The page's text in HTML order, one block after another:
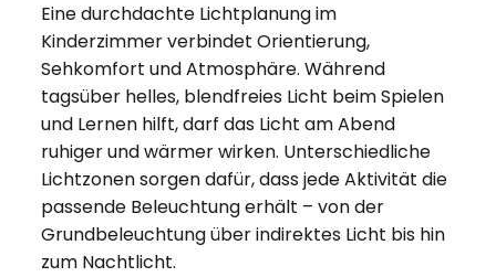
Eine durchdachte Lichtplanung im
Kinderzimmer verbindet Orientierung,
Sehkomfort und Atmosphäre. Während
tagsüber helles, blendfreies Licht beim Spielen
und Lernen hilft, darf das Licht am Abend
ruhiger und wärmer wirken. Unterschiedliche
Lichtzonen sorgen dafür, dass jede Aktivität die
passende Beleuchtung erhält – von der
Grundbeleuchtung über indirektes Licht bis hin
zum Nachtlicht.